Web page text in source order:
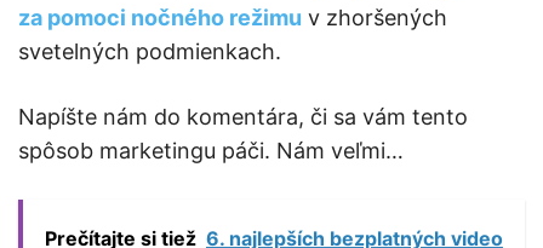
za pomoci nočného režimu v zhoršených
svetelných podmienkach.
Napíšte nám do komentára, či sa vám tento
spôsob marketingu páči. Nám veľmi…
Prečítajte si tiež 6. najlepších bezplatných video